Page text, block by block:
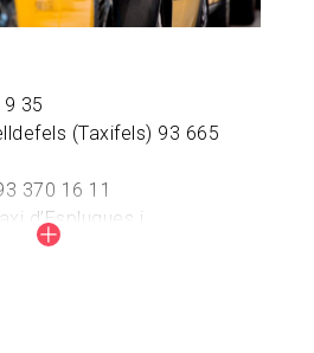
35
(Taxifels) 93 665
370 16 11
d’Esplugues i
62 00